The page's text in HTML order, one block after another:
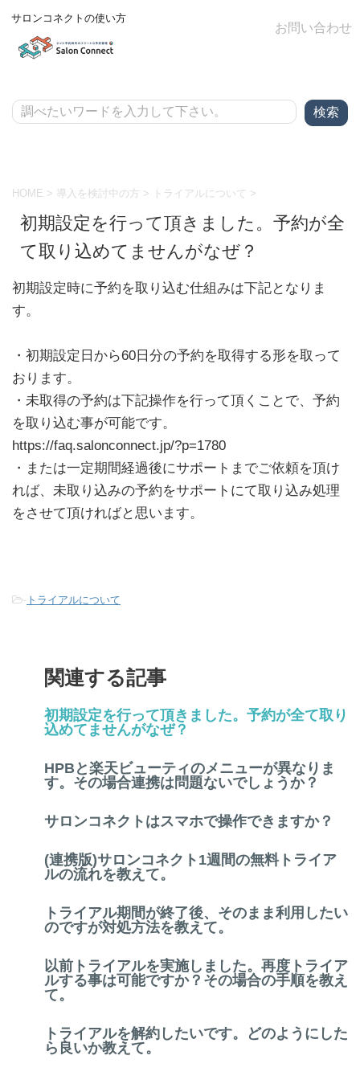
サロンコネクトの使い方
お問い合わせ
HOME > 導入を検討中の方 > トライアルについて >
初期設定を行って頂きました。予約が全
て取り込めてませんがなぜ？
初期設定時に予約を取り込む仕組みは下記となりま
す。
・初期設定日から60日分の予約を取得する形を取って
おります。
・未取得の予約は下記操作を行って頂くことで、予約
を取り込む事が可能です。
https://faq.salonconnect.jp/?p=1780
・または一定期間経過後にサポートまでご依頼を頂け
れば、未取り込みの予約をサポートにて取り込み処理
をさせて頂ければと思います。
- トライアルについて
関連する記事
初期設定を行って頂きました。予約が全て取り
込めてませんがなぜ？
HPBと楽天ビューティのメニューが異なりま
す。その場合連携は問題ないでしょうか？
サロンコネクトはスマホで操作できますか？
(連携版)サロンコネクト1週間の無料トライア
ルの流れを教えて。
トライアル期間が終了後、そのまま利用したい
のですが対処方法を教えて。
以前トライアルを実施しました。再度トライア
ルする事は可能ですか？その場合の手順を教え
て。
トライアルを解約したいです。どのようにした
ら良いか教えて。